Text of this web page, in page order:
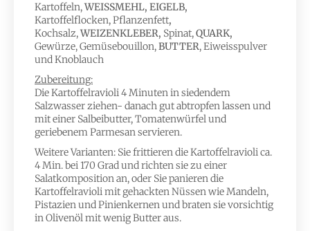
Kartoffeln,WEISSMEHL, EIGELB,
Kartoffelflocken, Pflanzenfett,
Kochsalz,WEIZENKLEBER, Spinat,QUARK,
Gewürze, Gemüsebouillon,BUTTER, Eiweisspulver
und Knoblauch
Zubereitung:
Die Kartoffelravioli 4 Minuten in siedendem
Salzwasser ziehen- danach gut abtropfen lassen und
mit einer Salbeibutter, Tomatenwürfel und
geriebenem Parmesan servieren.
Weitere Varianten: Sie frittieren die Kartoffelravioli ca.
4 Min. bei 170 Grad und richten sie zu einer
Salatkomposition an, oder Sie panieren die
Kartoffelravioli mit gehackten Nüssen wie Mandeln,
Pistazien und Pinienkernen und braten sie vorsichtig
in Olivenöl mit wenig Butter aus.